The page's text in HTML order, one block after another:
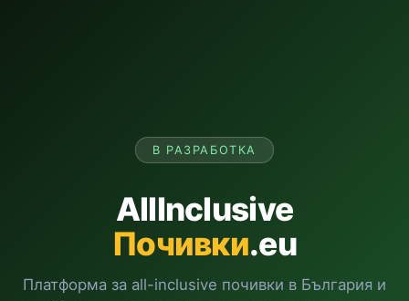
В РАЗРАБОТКА
AllInclusive
Почивки.eu
Платформа за all-inclusive почивки в България и